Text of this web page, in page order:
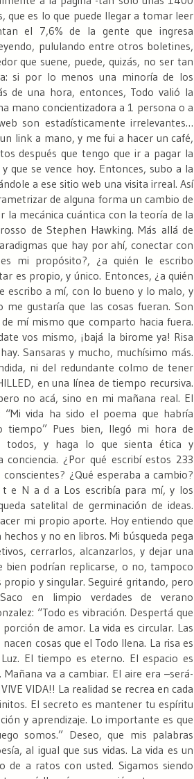
que es lo que puede llegar a tomar leer
el 7,6% de la gente que ingresa
pululando entre otros boletines,
que suene, puede, quizás, no ser tan
si por lo menos una minoría de los
de una hora, entonces, Todo valió la
mano concientizadora a 1 persona o a
son estadísticamente irrelevantes…
link a mano, y me fui a hacer un café,
después que tengo que ir a pagar la
que se vence hoy. Entonces, subo a la
a ese sitio web una visita irreal. Así
de alguna forma un cambio de
mecánica cuántica con la teoría de la
de Stephen Hawking. Más allá de
que hay por ahí, conectar con
mi propósito?, ¿a quién le escribo
es propio, y único. Entonces, ¿a quién
escribo a mí, con lo bueno y lo malo, y
gustaría que las cosas fueran. Son
mí mismo que comparto hacia fuera.
vos mismo, ¡bajá la birome ya! Risa
Sansaras y mucho, muchísimo más.
ni del redundante colmo de tener
en una línea de tiempo recursiva.
no acá, sino en mi mañana real. El
vida ha sido el poema que habría
tiempo”Pues bien, llegó mi hora de
todos, y haga lo que sienta ética y
¿Por qué escribí estos 233
¿Qué esperaba a cambio?
e N a d a Los escribía para mí, y los
satelital de germinación de ideas.
mi propio aporte. Hoy entiendo que
y no en libros. Mi búsqueda pega
cerrarlos, alcanzarlos, y dejar una
bien podrían replicarse, o no, tampoco
y singular. Seguiré gritando, pero
en limpio verdades de verano
“Todo es vibración. Despertá que
porción de amor. La vida es circular. Las
nacen cosas que el Todo llena. La risa es
El tiempo es eterno. El espacio es
Mañana va a cambiar. El aire era –será-
VIDA!! La realidad se recrea en cada
El secreto es mantener tu espíritu
y aprendizaje. Lo importante es que
somos.” Deseo, que mis palabras
al igual que sus vidas. La vida es un
de a ratos con usted. Sigamos siendo